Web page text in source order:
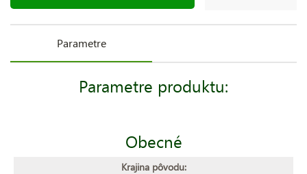
Parametre
Parametre produktu:
Obecné
Krajina pôvodu: